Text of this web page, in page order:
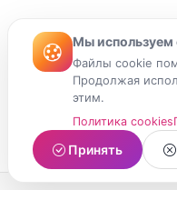
Мы используем
Файлы cookie
Продолжая
этим.
Политика cookies
Принять